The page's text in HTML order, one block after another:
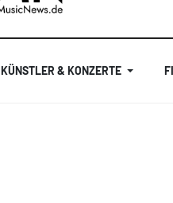
KÜNSTLER & KONZERTE